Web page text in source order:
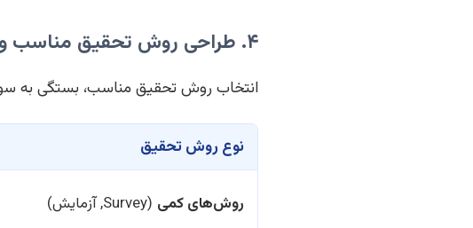
۴. طراحی روش تحقیق مناسب و جمع‌آوری داده‌ها
انتخاب روش تحقیق مناسب، بستگی به
نوع روش تحقیق
روش‌های کمی (Survey, آزمایش)